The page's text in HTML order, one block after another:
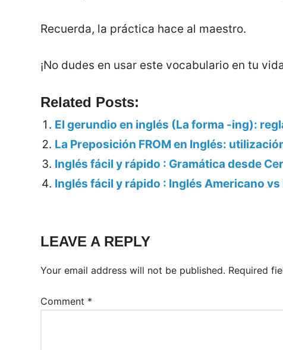
Recuerda, la práctica hace al maestro.
¡No dudes en usar este vocabulario en tu
Related Posts:
El gerundio en inglés (La forma -ing):
La Preposición FROM en Inglés:
Inglés fácil y rápido : Gramática desde
Inglés fácil y rápido : Inglés Americano
LEAVE A REPLY
Your email address will not be published. Required
Comment *